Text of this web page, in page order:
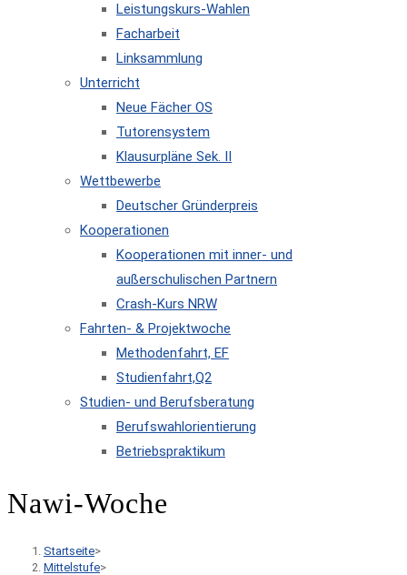
Leistungskurs-Wahlen
Facharbeit
Linksammlung
Unterricht
Neue Fächer OS
Tutorensystem
Klausurpläne Sek. II
Wettbewerbe
Deutscher Gründerpreis
Kooperationen
Kooperationen mit inner- und
außerschulischen Partnern
Crash-Kurs NRW
Fahrten- & Projektwoche
Methodenfahrt, EF
Studienfahrt,Q2
Studien- und Berufsberatung
Berufswahlorientierung
Betriebspraktikum
Nawi-Woche
Startseite>
Mittelstufe>